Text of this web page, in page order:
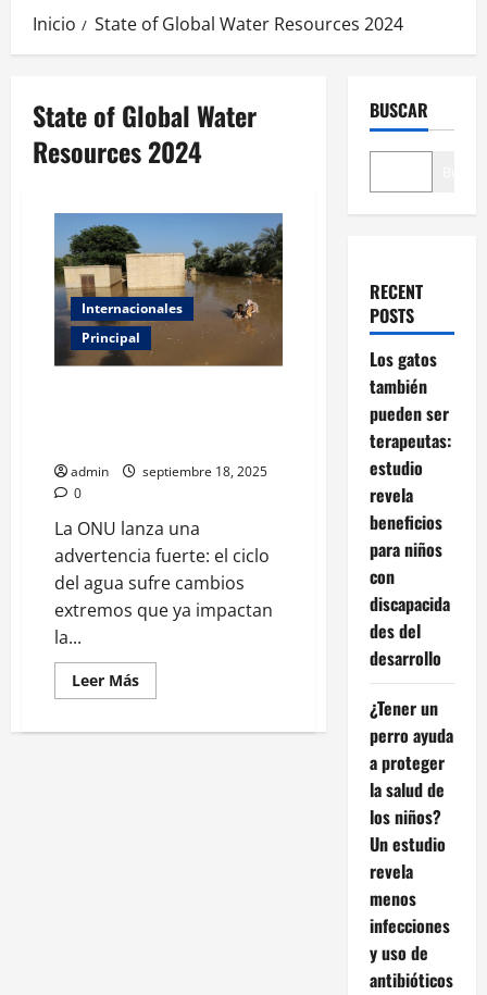
Inicio State of Global Water Resources 2024
State of Global Water
Resources 2024
Internacionales
Principal
admin
septiembre 18, 2025
0
La ONU lanza una
advertencia fuerte: el ciclo
del agua sufre cambios
extremos que ya impactan
la...
Leer MásLeer
más
ONU
BUSCAR
RECENT
POSTS
Los gatos
también
pueden ser
terapeutas:
estudio
revela
beneficios
para niños
con
discapacida
des del
desarrollo
¿Tener un
perro ayuda
a proteger
la salud de
los niños?
Un estudio
revela
menos
infecciones
y uso de
antibióticos